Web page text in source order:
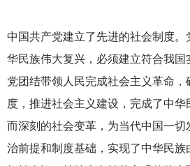
中国共产党建立了先进的社会制度。
华民族伟大复兴，必须建立符合我国
党团结带领人民完成社会主义革命，
度，推进社会主义建设，完成了中华
而深刻的社会变革，为当代中国一切
治前提和制度基础，实现了中华民族